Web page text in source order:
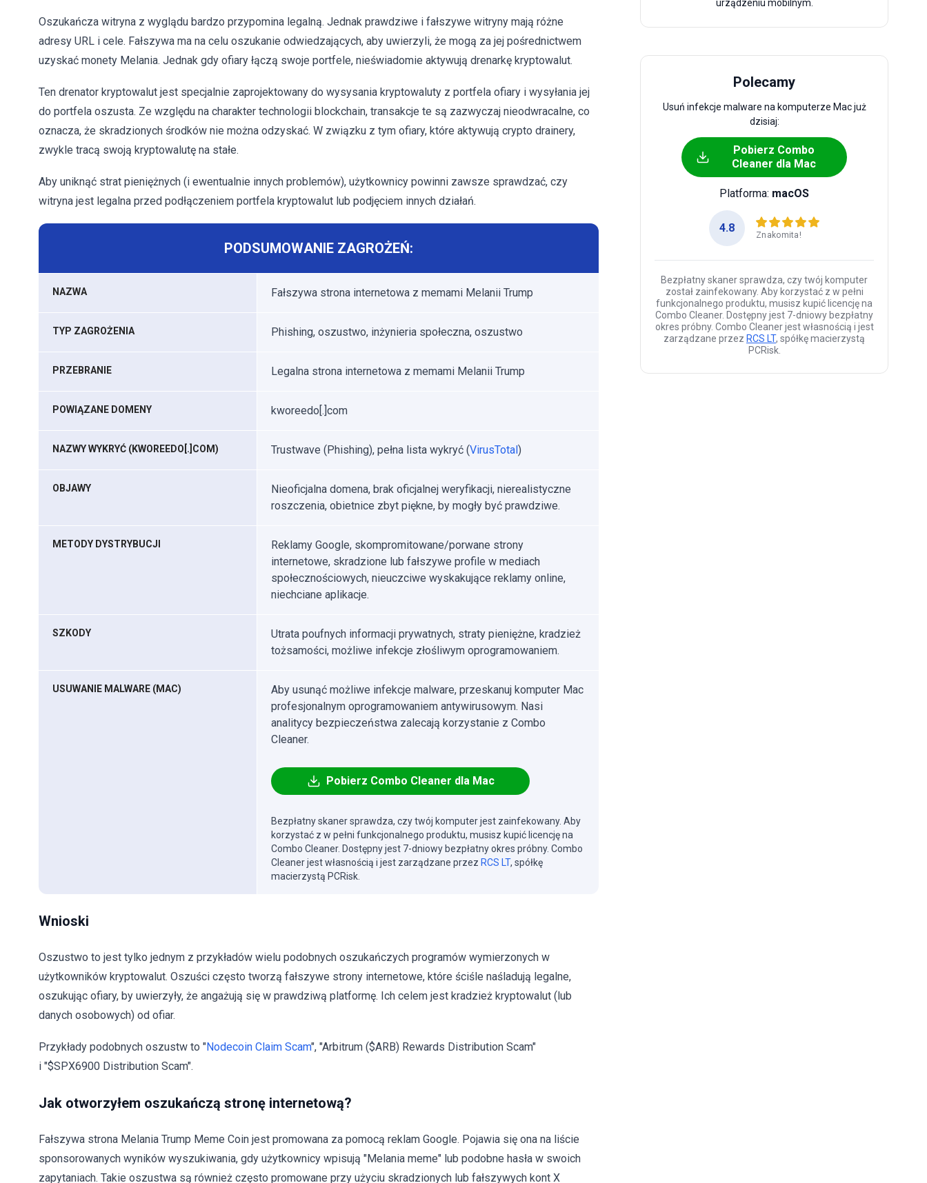
Oszukańcza witryna z wyglądu bardzo przypomina legalną. Jednak prawdziwe i fałszywe witryny mają różne
adresy URL i cele. Fałszywa ma na celu oszukanie odwiedzających, aby uwierzyli, że mogą za jej pośrednictwem
uzyskać monety Melania. Jednak gdy ofiary łączą swoje portfele, nieświadomie aktywują drenarkę kryptowalut.
Ten drenator kryptowalut jest specjalnie zaprojektowany do wysysania kryptowaluty z portfela ofiary i wysyłania jej
do portfela oszusta. Ze względu na charakter technologii blockchain, transakcje te są zazwyczaj nieodwracalne, co
oznacza, że skradzionych środków nie można odzyskać. W związku z tym ofiary, które aktywują crypto drainery,
zwykle tracą swoją kryptowalutę na stałe.
Aby uniknąć strat pieniężnych (i ewentualnie innych problemów), użytkownicy powinni zawsze sprawdzać, czy
witryna jest legalna przed podłączeniem portfela kryptowalut lub podjęciem innych działań.
PODSUMOWANIE ZAGROŻEŃ:
NAZWA Fałszywa strona internetowa z memami Melanii Trump
TYP ZAGROŻENIA Phishing, oszustwo, inżynieria społeczna, oszustwo
PRZEBRANIE Legalna strona internetowa z memami Melanii Trump
POWIĄZANE DOMENY kworeedo[.]com
NAZWY WYKRYĆ (KWOREEDO[.]COM) Trustwave (Phishing), pełna lista wykryć (VirusTotal)
OBJAWY
Nieoficjalna domena, brak oficjalnej weryfikacji, nierealistyczne
roszczenia, obietnice zbyt piękne, by mogły być prawdziwe.
METODY DYSTRYBUCJI
Reklamy Google, skompromitowane/porwane strony
internetowe, skradzione lub fałszywe profile w mediach
społecznościowych, nieuczciwe wyskakujące reklamy online,
niechciane aplikacje.
SZKODY
Utrata poufnych informacji prywatnych, straty pieniężne, kradzież
tożsamości, możliwe infekcje złośliwym oprogramowaniem.
USUWANIE MALWARE (MAC)
Aby usunąć możliwe infekcje malware, przeskanuj komputer Mac
profesjonalnym oprogramowaniem antywirusowym. Nasi
analitycy bezpieczeństwa zalecają korzystanie z Combo
Cleaner.
Pobierz Combo Cleaner dla Mac
Bezpłatny skaner sprawdza, czy twój komputer jest zainfekowany. Aby
korzystać z w pełni funkcjonalnego produktu, musisz kupić licencję na
Combo Cleaner. Dostępny jest 7-dniowy bezpłatny okres próbny. Combo
Cleaner jest własnością i jest zarządzane przez RCS LT, spółkę
macierzystą PCRisk.
Wnioski
Oszustwo to jest tylko jednym z przykładów wielu podobnych oszukańczych programów wymierzonych w
użytkowników kryptowalut. Oszuści często tworzą fałszywe strony internetowe, które ściśle naśladują legalne,
oszukując ofiary, by uwierzyły, że angażują się w prawdziwą platformę. Ich celem jest kradzież kryptowalut (lub
danych osobowych) od ofiar.
Przykłady podobnych oszustw to "Nodecoin Claim Scam", "Arbitrum ($ARB) Rewards Distribution Scam"
i "$SPX6900 Distribution Scam".
Jak otworzyłem oszukańczą stronę internetową?
Fałszywa strona Melania Trump Meme Coin jest promowana za pomocą reklam Google. Pojawia się ona na liście
sponsorowanych wyników wyszukiwania, gdy użytkownicy wpisują "Melania meme" lub podobne hasła w swoich
zapytaniach. Takie oszustwa są również często promowane przy użyciu skradzionych lub fałszywych kont X
urządzeniu mobilnym.
Polecamy
Usuń infekcje malware na komputerze Mac już
dzisiaj:
Pobierz Combo
Cleaner dla Mac
Platforma: macOS
4.8
Znakomita!
Bezpłatny skaner sprawdza, czy twój komputer
został zainfekowany. Aby korzystać z w pełni
funkcjonalnego produktu, musisz kupić licencję na
Combo Cleaner. Dostępny jest 7-dniowy bezpłatny
okres próbny. Combo Cleaner jest własnością i jest
zarządzane przez RCS LT, spółkę macierzystą
PCRisk.